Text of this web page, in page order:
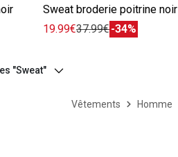
Sweat broderie poitrine noir
19.99€37.99€-34%
"Sweat"
Vêtements Homme